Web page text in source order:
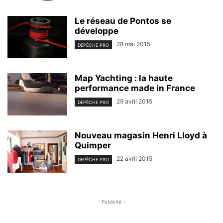
Le réseau de Pontos se
développe
DEPÊCHE PRO 28 mai 2015
Map Yachting : la haute
performance made in France
DEPÊCHE PRO 29 avril 2015
Nouveau magasin Henri Lloyd à
Quimper
DEPÊCHE PRO 22 avril 2015
- Publicité -